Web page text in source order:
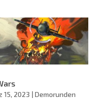
15, 2023 | Demorunden